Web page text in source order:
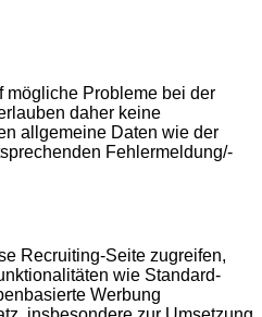
mögliche Probleme bei der
daher keine
allgemeine Daten wie der
Fehlermeldung/-
Recruiting-Seite zugreifen,
wie Standard-
Werbung